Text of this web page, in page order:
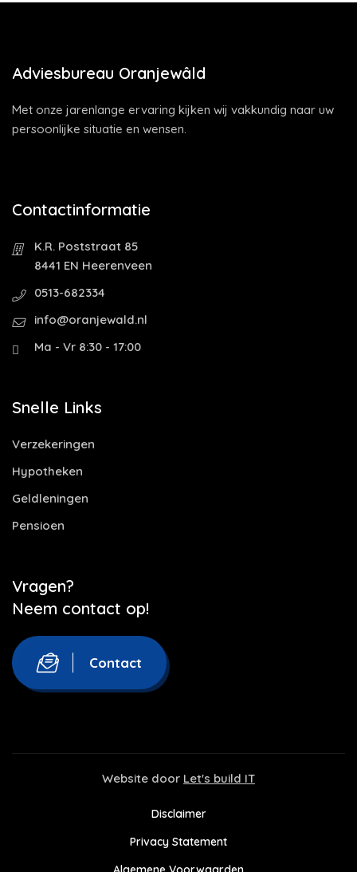
Adviesbureau Oranjewâld
Met onze jarenlange ervaring kijken wij vakkundig naar uw
persoonlijke situatie en wensen.
Contactinformatie
K.R. Poststraat 85
8441 EN Heerenveen
0513-682334
info@oranjewald.nl
Ma - Vr 8:30 - 17:00
Snelle Links
Verzekeringen
Hypotheken
Geldleningen
Pensioen
Vragen?
Neem contact op!
Contact
Website door Let's build IT
Disclaimer
Privacy Statement